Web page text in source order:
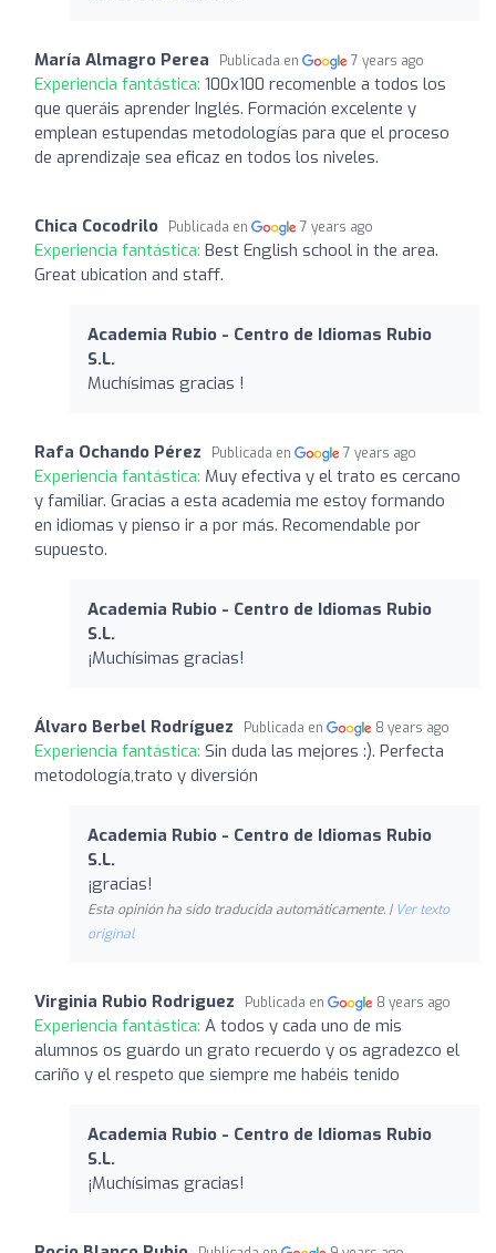
María Almagro Perea Publicada en 7 years ago
Experiencia fantástica: 100x100 recomenble a todos los
que queráis aprender Inglés. Formación excelente y
emplean estupendas metodologías para que el proceso
de aprendizaje sea eficaz en todos los niveles.
Chica Cocodrilo Publicada en 7 years ago
Experiencia fantástica: Best English school in the area.
Great ubication and staff.
Academia Rubio - Centro de Idiomas Rubio
S.L.
Muchísimas gracias !
Rafa Ochando Pérez Publicada en 7 years ago
Experiencia fantástica: Muy efectiva y el trato es cercano
y familiar. Gracias a esta academia me estoy formando
en idiomas y pienso ir a por más. Recomendable por
supuesto.
Academia Rubio - Centro de Idiomas Rubio
S.L.
¡Muchísimas gracias!
Álvaro Berbel Rodríguez Publicada en 8 years ago
Experiencia fantástica: Sin duda las mejores :). Perfecta
metodología,trato y diversión
Academia Rubio - Centro de Idiomas Rubio
S.L.
¡gracias!
Esta opinión ha sido traducida automáticamente. | Ver texto
original
Virginia Rubio Rodriguez Publicada en 8 years ago
Experiencia fantástica: A todos y cada uno de mis
alumnos os guardo un grato recuerdo y os agradezco el
cariño y el respeto que siempre me habéis tenido
Academia Rubio - Centro de Idiomas Rubio
S.L.
¡Muchísimas gracias!